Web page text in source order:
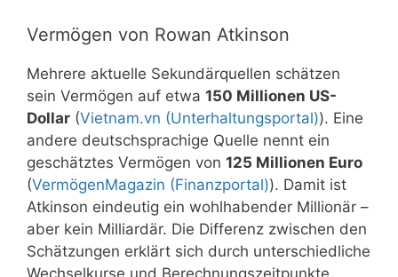
Vermögen von Rowan Atkinson
Mehrere aktuelle Sekundärquellen schätzen
sein Vermögen auf etwa 150 Millionen US-
Dollar (Vietnam.vn (Unterhaltungsportal)). Eine
andere deutschsprachige Quelle nennt ein
geschätztes Vermögen von 125 Millionen Euro
(VermögenMagazin (Finanzportal)). Damit ist
Atkinson eindeutig ein wohlhabender Millionär –
aber kein Milliardär. Die Differenz zwischen den
Schätzungen erklärt sich durch unterschiedliche
Wechselkurse und Berechnungszeitpunkte.